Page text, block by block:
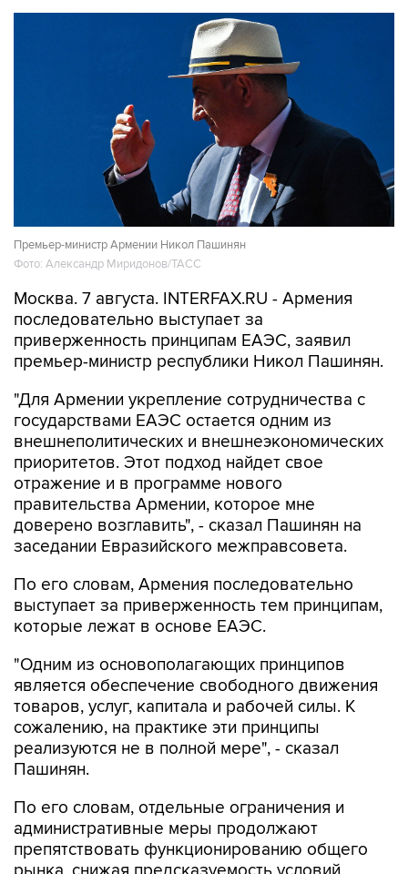
Премьер-министр Армении Никол Пашинян
Фото: Александр Миридонов/ТАСС
Москва. 7 августа. INTERFAX.RU - Армения
последовательно выступает за
приверженность принципам ЕАЭС, заявил
премьер-министр республики Никол Пашинян.
"Для Армении укрепление сотрудничества с
государствами ЕАЭС остается одним из
внешнеполитических и внешнеэкономических
приоритетов. Этот подход найдет свое
отражение и в программе нового
правительства Армении, которое мне
доверено возглавить", - сказал Пашинян на
заседании Евразийского межправсовета.
По его словам, Армения последовательно
выступает за приверженность тем принципам,
которые лежат в основе ЕАЭС.
"Одним из основополагающих принципов
является обеспечение свободного движения
товаров, услуг, капитала и рабочей силы. К
сожалению, на практике эти принципы
реализуются не в полной мере", - сказал
Пашинян.
По его словам, отдельные ограничения и
административные меры продолжают
препятствовать функционированию общего